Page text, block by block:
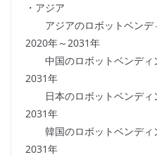
・アジア
アジアのロボットベンデ
2020年～2031年
中国のロボットベンディ
2031年
日本のロボットベンディ
2031年
韓国のロボットベンディ
2031年